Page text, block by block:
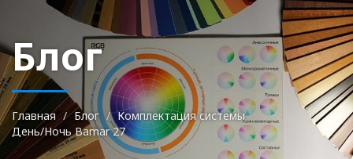
Блог
Главная Блог
Комплектация системы
День/Ночь Bamar 27